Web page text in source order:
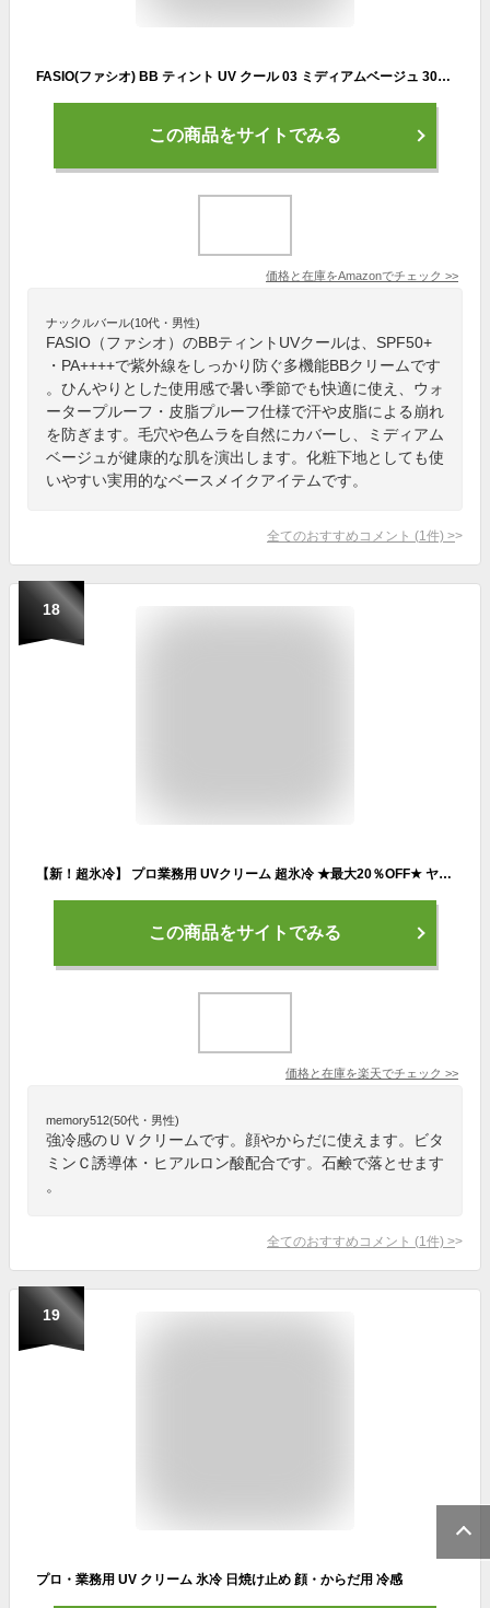
FASIO(ファシオ) BB ティント UV クール 03 ミディアムベージュ 30g SPF50+ PA++++ BBクリーム ひんやり ウォータープルーフ 皮脂プルーフ
この商品をサイトでみる
価格と在庫をAmazonでチェック >>
ナックルバール(10代・男性)
FASIO（ファシオ）のBBティントUVクールは、SPF50+
・PA++++で紫外線をしっかり防ぐ多機能BBクリームです
。ひんやりとした使用感で暑い季節でも快適に使え、ウォ
ータープルーフ・皮脂プルーフ仕様で汗や皮脂による崩れ
を防ぎます。毛穴や色ムラを自然にカバーし、ミディアム
ベージュが健康的な肌を演出します。化粧下地としても使
いやすい実用的なベースメイクアイテムです。
全てのおすすめコメント (1 件) >
18
【新！超氷冷】 プロ業務用 UVクリーム 超氷冷 ★最大20％OFF★ ヤーマン プロ・業務用 UVクリーム 超氷冷 50g 単品 UVケア ひんやり 強冷感 ビタミンC誘導体 ヒアルロン酸 保湿 SPF50+ PA++++ 紫外線 せっけんオフ UVクリーム 顔 からだ 日焼け止め nkp bnm
この商品をサイトでみる
価格と在庫を楽天でチェック >>
memory512(50代・男性)
強冷感のＵＶクリームです。顔やからだに使えます。ビタ
ミンＣ誘導体・ヒアルロン酸配合です。石鹸で落とせます
。
全てのおすすめコメント (1 件) >
19
プロ・業務用 UV クリーム 氷冷 日焼け止め 顔・からだ用 冷感